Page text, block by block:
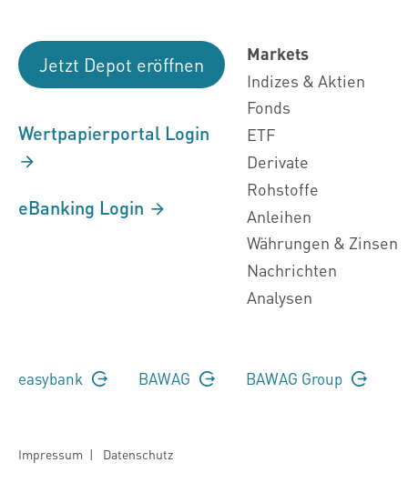
Jetzt Depot eröffnen
Wertpapierportal Login
eBanking Login
Markets
Indizes & Aktien
Fonds
ETF
Derivate
Rohstoffe
Anleihen
Währungen & Zinsen
Nachrichten
Analysen
easybank BAWAG BAWAG Group
Impressum | Datenschutz